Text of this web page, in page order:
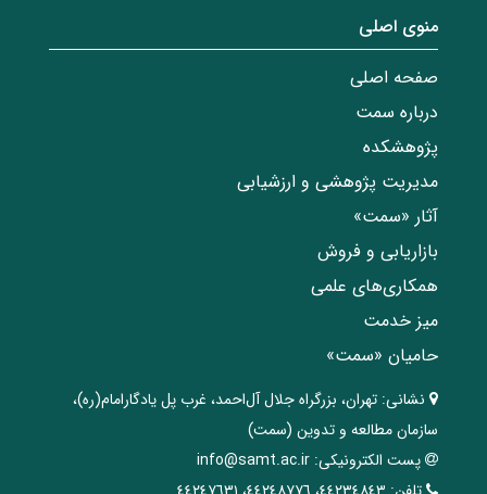
منوی اصلی
صفحه اصلی
درباره سمت
پژوهشکده
مدیریت پژوهشی و ارزشیابی
آثار «سمت»
بازاریابی و فروش
همکاری‌های علمی
میز خدمت
حامیان «سمت»
نشانی: تهران، ‌بزرگراه ‌جلال آل‌احمد، غرب پل يادگار‌امام(ره)‌،
سازمان مطالعه و تدوین‌ (سمت)
پست الکترونیکی: info@samt.ac.ir